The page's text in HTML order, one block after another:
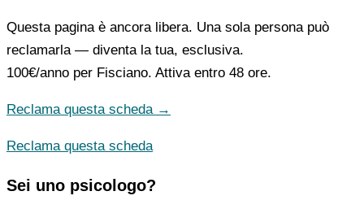
Questa pagina è ancora libera. Una sola persona può
reclamarla — diventa la tua, esclusiva.
100€/anno per Fisciano. Attiva entro 48 ore.
Reclama questa scheda →
Reclama questa scheda
Sei uno psicologo?